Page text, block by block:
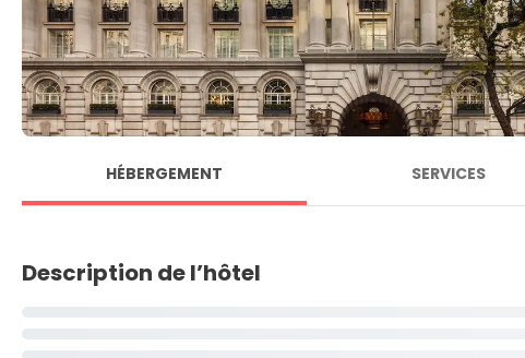
HÉBERGEMENT SERVICES
Description de l’hôtel